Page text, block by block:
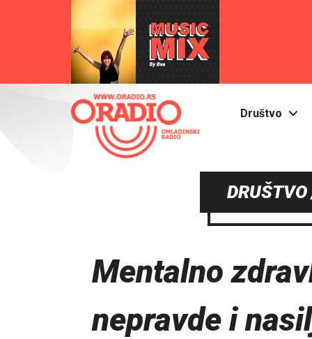
Društvo
Mentalno
nepravde i